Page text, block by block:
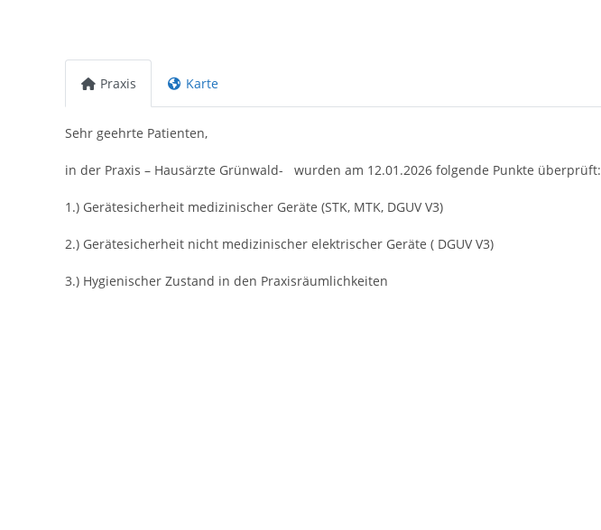
Praxis Karte
Sehr geehrte Patienten,
in der Praxis – Hausärzte Grünwald- wurden am 12.01.2026 folgende Punkte überprüft:
1.) Gerätesicherheit medizinischer Geräte (STK, MTK, DGUV V3)
2.) Gerätesicherheit nicht medizinischer elektrischer Geräte ( DGUV V3)
3.) Hygienischer Zustand in den Praxisräumlichkeiten